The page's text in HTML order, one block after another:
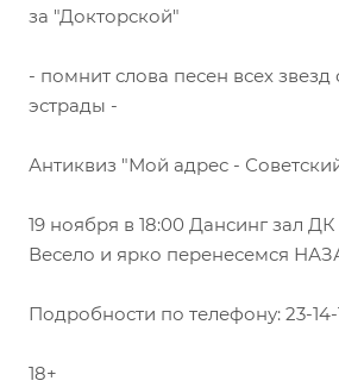
за "Докторской"
- помнит слова песен всех звезд
эстрады -
Антиквиз "Мой адрес -
19 ноября в 18:00 Дансинг зал
Весело и ярко перенесемся
Подробности по телефону: 23-14-
18+